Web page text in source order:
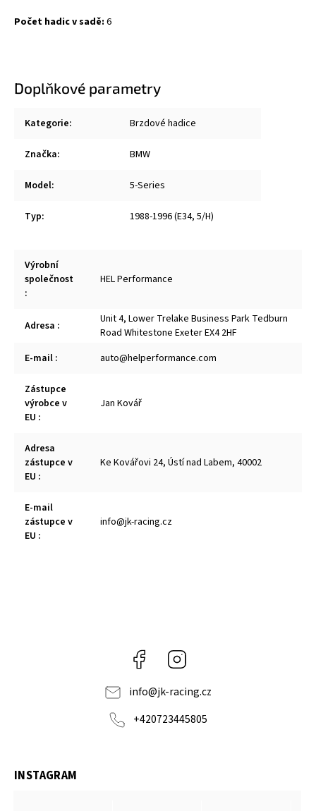
Počet hadic v sadě: 6
Doplňkové parametry
Kategorie: Brzdové hadice
Značka: BMW
Model: 5-Series
Typ: 1988-1996 (E34, 5/H)
Výrobní
společnost
:
HEL Performance
Adresa :
Unit 4, Lower Trelake Business Park Tedburn
Road Whitestone Exeter EX4 2HF
E-mail : auto@helperformance.com
Zástupce
výrobce v
EU :
Jan Kovář
Adresa
zástupce v
EU :
Ke Kovářovi 24, Ústí nad Labem, 40002
E-mail
zástupce v
EU :
info@jk-racing.cz
Facebook
info@jk-racing.cz
+420723445805
INSTAGRAM